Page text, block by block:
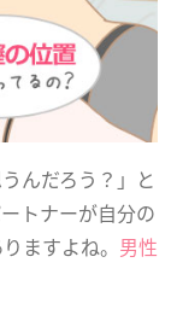
んだろう？」と
トナーが自分の
ますよね。 男性